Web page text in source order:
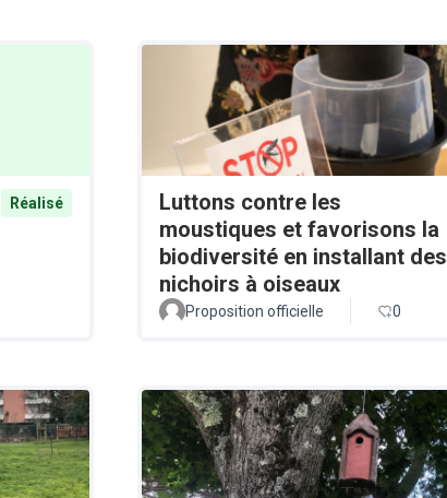
Réalisé
Luttons contre les
moustiques et favorisons la
biodiversité en installant des
nichoirs à oiseaux
Proposition officielle 0